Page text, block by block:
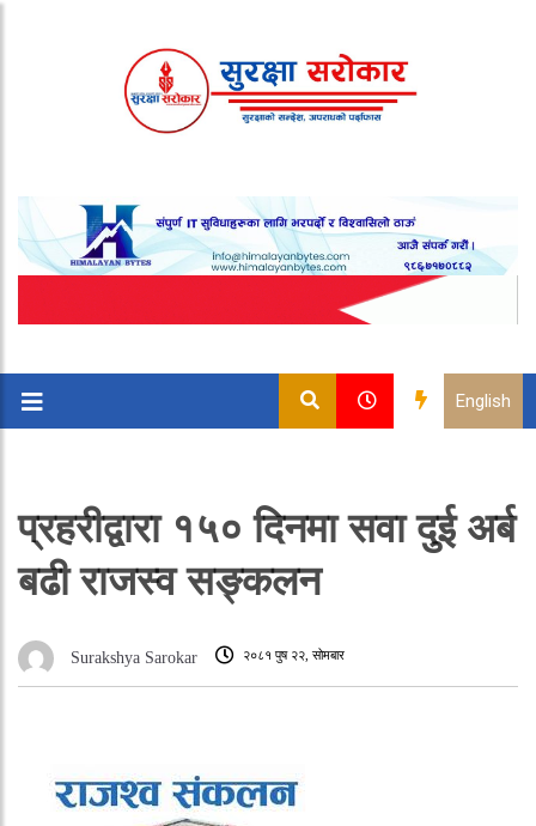
English
प्रहरीद्वारा १५० दिनमा सवा दुई अर्ब
बढी राजस्व सङ्कलन
Surakshya Sarokar २०८१ पुष २२, सोमबार